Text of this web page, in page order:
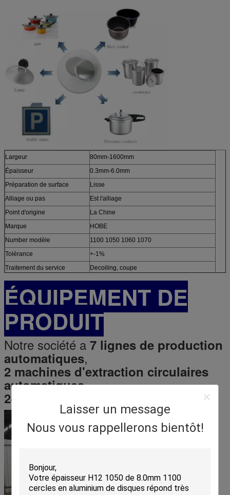
Laisser un message
Nous vous rappellerons bientôt!
Largeur
80mm-1600mm
Épaisseur
0.3mm-6.0mm
Préparation de surface
Lisse
Alliage ou pas
Est l'alliage
Point d'origine
La Chine
Marque
HOBE
Number modèle
1100 1050 1060 1070
Tolérance
+-1%
Traitement du service
Decoiling, coupe
ÉQUIPEMENT DE
PRODUIT
Notre société a 7 lignes de production
automatiques,
2 machines d'extraction circulaires
automatiques,
24 heures de production directe